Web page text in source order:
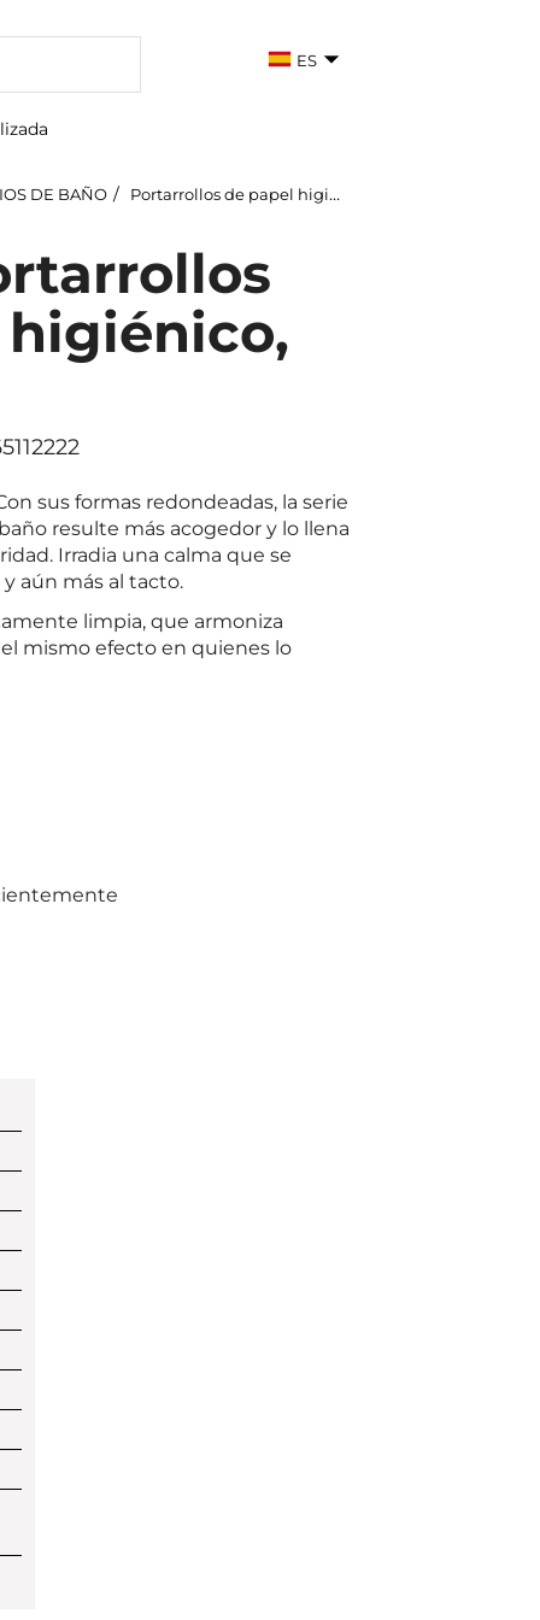
ES
DE BAÑO Portarrollos de papel higiénico
sus formas redondeadas, la serie
resulte más acogedor y lo llena
Irradia una calma que se
aún más al tacto.
limpia, que armoniza
mismo efecto en quienes lo